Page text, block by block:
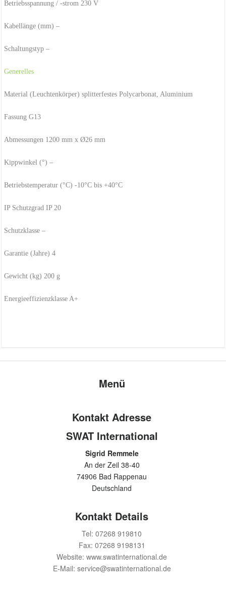
Betriebsspannung / -strom 230 V
Kabellänge (mm) –
Schaltungstyp –
Generelles
Material (Leuchtenkörper) splitterfestes Polycarbonat, Aluminium
Fassung G13
Abmessungen 1200 mm x Ø26 mm
Kippwinkel (°) –
Betriebstemperatur (°C) -10°C bis +40°C
IP Schutzgrad IP 20
Schutzklasse –
Garantie (Jahre) 4
Gewicht (kg) 200 g
Energieeffizienzklasse A+
Menü
Kontakt Adresse
SWAT International
Sigrid Remmele
An der Zeil 38-40
74906 Bad Rappenau
Deutschland
Kontakt Details
Tel: 07268 919810
Fax: 07268 9198131
Website: www.swatinternational.de
E-Mail: service@swatinternational.de